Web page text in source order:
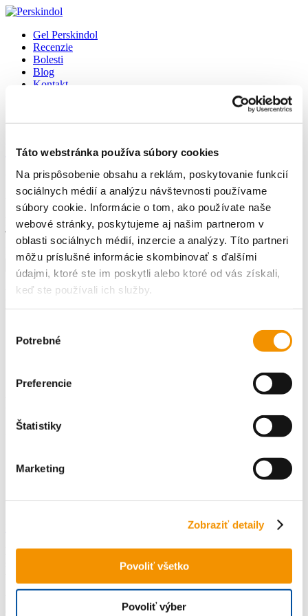
Táto webstránka používa súbory cookies
Na prispôsobenie obsahu a reklám, poskytovanie funkcií
sociálnych médií a analýzu návštevnosti používame
súbory cookie. Informácie o tom, ako používate naše
webové stránky, poskytujeme aj našim partnerom v
oblasti sociálnych médií, inzercie a analýzy. Títo partneri
môžu príslušné informácie skombinovať s ďalšími
údajmi, ktoré ste im poskytli alebo ktoré od vás získali,
keď ste používali ich služby.
súhlasu
Potrebné
Preferencie
Štatistiky
Marketing
Zobraziť detaily
Povoliť všetko
Povoliť výber
Gel Perskindol
Recenzie
Bolesti
Blog
Kontakt
Vykĺbenie
byMagdaléna Andrlová|dec 21, 2023|Bolesti
Vykĺbenie Počas podvrtnutia sa kĺbové plochy posúvajú proti sebe.
Ak časť kĺbových plôch zostáva vo vzájomnom kontakte, dislokácia
je neúplná (subluxácia). Pri úplnej dislokácii sa kĺb vykĺbi (luxácia).
Športovci si často vykĺbia rameno alebo lakeť, keď sa snažia...
Hľadať
Recent Posts
Užite si vonkajší workout naplno
Žiadne komentáre na zobrazenie.
Všetko o Perskindole
Kontakt
Perskindolje zdravotnícka pomôcka slúžiaca na zmiernenie bolesti
svalov a kĺbov. Starostlivo čítajte návod na použitie a informácie
: Verfora SA Route de Moncor 10 CH-1752 Villars-sur-